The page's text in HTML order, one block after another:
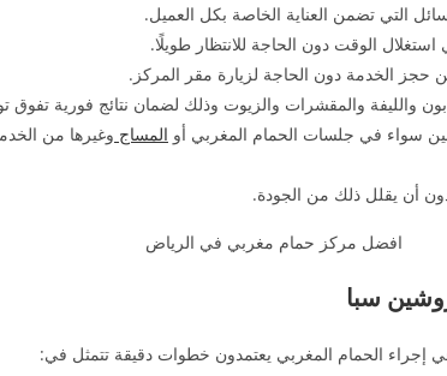
التي تضمن العناية الخاصة بكل العميل.
استغلال الوقت دون الحاجة للانتظار طويلًا.
حجز الخدمة دون الحاجة لزيارة مقر المركز.
والليفة والمقشرات والزيوت وذلك لضمان نتائج فورية تفوق
سواء في جلسات الحمام المغربي أو المساج وغيرها من
أن يقلل ذلك من الجودة.
سبا
الحمام المغربي يعتمدون خطوات دقيقة تتمثل في: